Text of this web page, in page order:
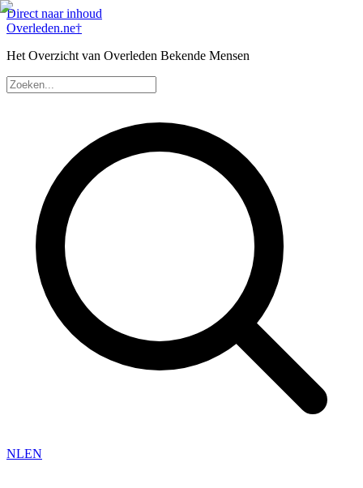
Direct naar inhoud
Overleden.ne†
Het Overzicht van Overleden Bekende Mensen
NLEN